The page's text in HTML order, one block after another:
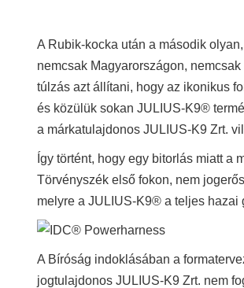
A Rubik-kocka után a második
nemcsak Magyarországon,
túlzás azt állítani, hogy az ikonikus
és közülük sokan JULIUS-K9®
a márkatulajdonos JULIUS-K9 Zrt.
Így történt, hogy egy bitorlás miatt
Törvényszék első fokon, nem
melyre a JULIUS-K9® a teljes hazai
A Bíróság indoklásában a
jogtulajdonos JULIUS-K9 Zrt. nem